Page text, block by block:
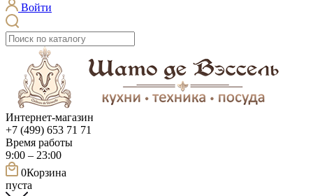
Войти
Интернет-магазин
+7 (499) 653 71 71
Время работы
9:00 – 23:00
0Корзина
пуста